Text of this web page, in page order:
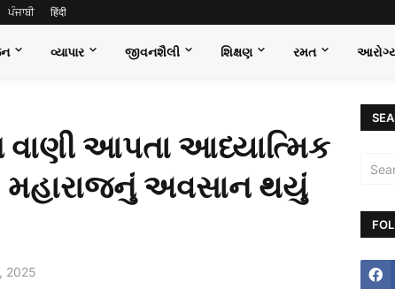
ਪੰਜਾਬੀ हिंदी
વ્યાપાર જીવનશૈલી શિક્ષણ રમત
વાણી આપતા આધ્યાત્મિક
મહારાજનું અવસાન થયું
2025